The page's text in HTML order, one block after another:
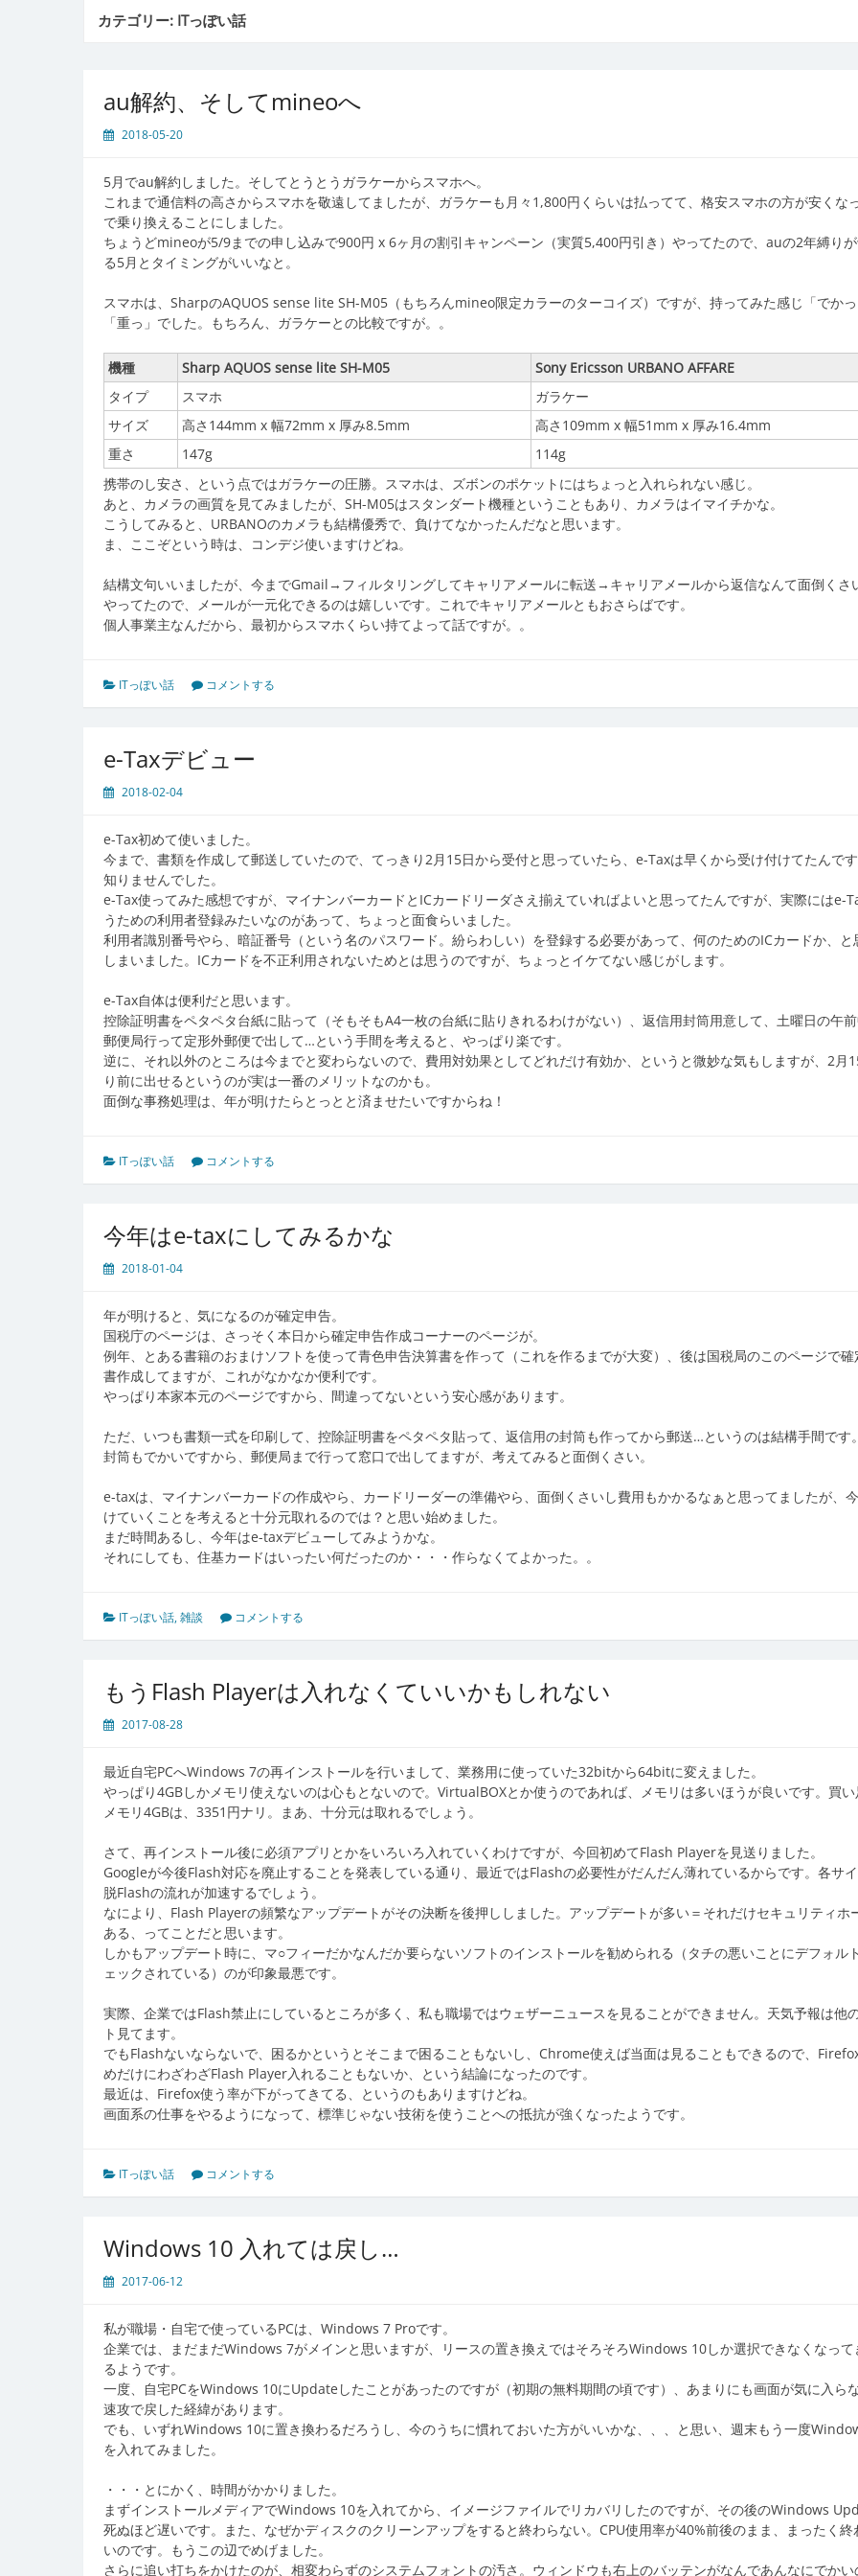
カテゴリー: ITっぽい話
au解約、そしてmineoへ
2018-05-20
5月でau解約しました。そしてとうとうガラケーからスマホへ。
これまで通信料の高さからスマホを敬遠してましたが、ガラケーも月々1,800円くらいは払ってて、格安スマホの方が安くな
で乗り換えることにしました。
ちょうどmineoが5/9までの申し込みで900円 x 6ヶ月の割引キャンペーン（実質5,400円引き）やってたので、auの2年縛り
る5月とタイミングがいいなと。
スマホは、SharpのAQUOS sense lite SH-M05（もちろんmineo限定カラーのターコイズ）ですが、持ってみた感じ「でかっ
「重っ」でした。もちろん、ガラケーとの比較ですが。。
機種 Sharp AQUOS sense lite SH-M05
Sony Ericsson URBANO AFFARE
タイプ
スマホ
ガラケー
サイズ
高さ144mm x 幅72mm x 厚み8.5mm
高さ109mm x 幅51mm x 厚み16.4mm
重さ
147g
114g
携帯のし安さ、という点ではガラケーの圧勝。スマホは、ズボンのポケットにはちょっと入れられない感じ。
あと、カメラの画質を見てみましたが、SH-M05はスタンダート機種ということもあり、カメラはイマイチかな。
こうしてみると、URBANOのカメラも結構優秀で、負けてなかったんだなと思います。
ま、ここぞという時は、コンデジ使いますけどね。
結構文句いいましたが、今までGmail→フィルタリングしてキャリアメールに転送→キャリアメールから返信なんて面倒くさ
やってたので、メールが一元化できるのは嬉しいです。これでキャリアメールともおさらばです。
個人事業主なんだから、最初からスマホくらい持てよって話ですが。。
ITっぽい話 コメントする
e-Taxデビュー
2018-02-04
e-Tax初めて使いました。
今まで、書類を作成して郵送していたので、てっきり2月15日から受付と思っていたら、e-Taxは早くから受け付けてたんです
知りませんでした。
e-Tax使ってみた感想ですが、マイナンバーカードとICカードリーダさえ揃えていればよいと思ってたんですが、実際にはe-
うための利用者登録みたいなのがあって、ちょっと面食らいました。
利用者識別番号やら、暗証番号（という名のパスワード。紛らわしい）を登録する必要があって、何のためのICカードか、と
しまいました。ICカードを不正利用されないためとは思うのですが、ちょっとイケてない感じがします。
e-Tax自体は便利だと思います。
控除証明書をペタペタ台紙に貼って（そもそもA4一枚の台紙に貼りきれるわけがない）、返信用封筒用意して、土曜日の午
郵便局行って定形外郵便で出して…という手間を考えると、やっぱり楽です。
逆に、それ以外のところは今までと変わらないので、費用対効果としてどれだけ有効か、というと微妙な気もしますが、2月
り前に出せるというのが実は一番のメリットなのかも。
面倒な事務処理は、年が明けたらとっとと済ませたいですからね！
ITっぽい話 コメントする
今年はe-taxにしてみるかな
2018-01-04
年が明けると、気になるのが確定申告。
国税庁のページは、さっそく本日から確定申告作成コーナーのページが。
例年、とある書籍のおまけソフトを使って青色申告決算書を作って（これを作るまでが大変）、後は国税局のこのページで確
書作成してますが、これがなかなか便利です。
やっぱり本家本元のページですから、間違ってないという安心感があります。
ただ、いつも書類一式を印刷して、控除証明書をペタペタ貼って、返信用の封筒も作ってから郵送…というのは結構手間です。
封筒もでかいですから、郵便局まで行って窓口で出してますが、考えてみると面倒くさい。
e-taxは、マイナンバーカードの作成やら、カードリーダーの準備やら、面倒くさいし費用もかかるなぁと思ってましたが、
けていくことを考えると十分元取れるのでは？と思い始めました。
まだ時間あるし、今年はe-taxデビューしてみようかな。
それにしても、住基カードはいったい何だったのか・・・作らなくてよかった。。
ITっぽい話,雑談 コメントする
もうFlash Playerは入れなくていいかもしれない
2017-08-28
最近自宅PCへWindows 7の再インストールを行いまして、業務用に使っていた32bitから64bitに変えました。
やっぱり4GBしかメモリ使えないのは心もとないので。VirtualBOXとか使うのであれば、メモリは多いほうが良いです。買い
メモリ4GBは、3351円ナリ。まあ、十分元は取れるでしょう。
さて、再インストール後に必須アプリとかをいろいろ入れていくわけですが、今回初めてFlash Playerを見送りました。
Googleが今後Flash対応を廃止することを発表している通り、最近ではFlashの必要性がだんだん薄れているからです。各サ
脱Flashの流れが加速するでしょう。
なにより、Flash Playerの頻繁なアップデートがその決断を後押ししました。アップデートが多い＝それだけセキュリティホ
ある、ってことだと思います。
しかもアップデート時に、マ○フィーだかなんだか要らないソフトのインストールを勧められる（タチの悪いことにデフォル
ェックされている）のが印象最悪です。
実際、企業ではFlash禁止にしているところが多く、私も職場ではウェザーニュースを見ることができません。天気予報は他
ト見てます。
でもFlashないならないで、困るかというとそこまで困ることもないし、Chrome使えば当面は見ることもできるので、
めだけにわざわざFlash Player入れることもないか、という結論になったのです。
最近は、Firefox使う率が下がってきてる、というのもありますけどね。
画面系の仕事をやるようになって、標準じゃない技術を使うことへの抵抗が強くなったようです。
ITっぽい話 コメントする
Windows 10 入れては戻し…
2017-06-12
私が職場・自宅で使っているPCは、Windows 7 Proです。
企業では、まだまだWindows 7がメインと思いますが、リースの置き換えではそろそろWindows 10しか選択できなくなって
るようです。
一度、自宅PCをWindows 10にUpdateしたことがあったのですが（初期の無料期間の頃です）、あまりにも画面が気に入ら
速攻で戻した経緯があります。
でも、いずれWindows 10に置き換わるだろうし、今のうちに慣れておいた方がいいかな、、、と思い、週末もう一度
を入れてみました。
・・・とにかく、時間がかかりました。
まずインストールメディアでWindows 10を入れてから、イメージファイルでリカバリしたのですが、その後のWindows
死ぬほど遅いです。また、なぜかディスクのクリーンアップをすると終わらない。CPU使用率が40%前後のまま、まったく終
いのです。もうこの辺でめげました。
さらに追い打ちをかけたのが、相変わらずのシステムフォントの汚さ。ウィンドウも右上のバッテンがなんであんなにでかい